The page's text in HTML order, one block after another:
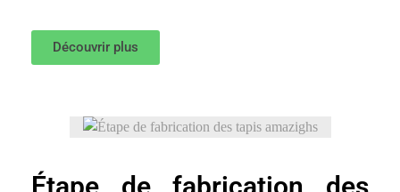
Découvrir plus